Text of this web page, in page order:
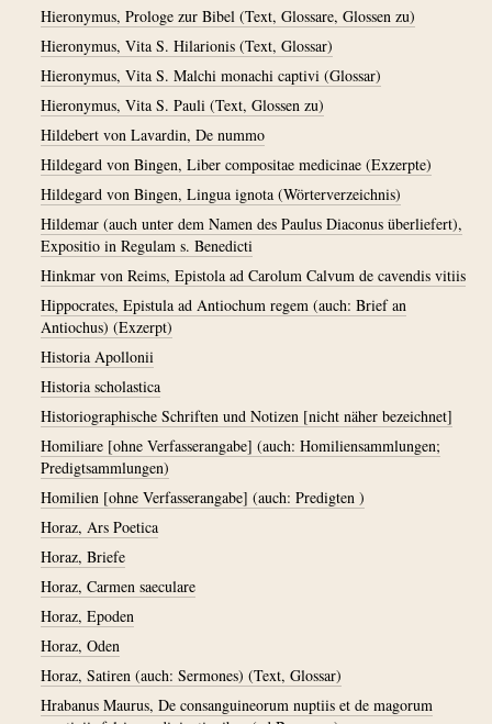
Hieronymus, Prologe zur Bibel (Text, Glossare, Glossen zu)
Hieronymus, Vita S. Hilarionis (Text, Glossar)
Hieronymus, Vita S. Malchi monachi captivi (Glossar)
Hieronymus, Vita S. Pauli (Text, Glossen zu)
Hildebert von Lavardin, De nummo
Hildegard von Bingen, Liber compositae medicinae (Exzerpte)
Hildegard von Bingen, Lingua ignota (Wörterverzeichnis)
Hildemar (auch unter dem Namen des Paulus Diaconus überliefert),
Expositio in Regulam s. Benedicti
Hinkmar von Reims, Epistola ad Carolum Calvum de cavendis vitiis
Hippocrates, Epistula ad Antiochum regem (auch: Brief an
Antiochus) (Exzerpt)
Historia Apollonii
Historia scholastica
Historiographische Schriften und Notizen [nicht näher bezeichnet]
Homiliare [ohne Verfasserangabe] (auch: Homiliensammlungen;
Predigtsammlungen)
Homilien [ohne Verfasserangabe] (auch: Predigten )
Horaz, Ars Poetica
Horaz, Briefe
Horaz, Carmen saeculare
Horaz, Epoden
Horaz, Oden
Horaz, Satiren (auch: Sermones) (Text, Glossar)
Hrabanus Maurus, De consanguineorum nuptiis et de magorum